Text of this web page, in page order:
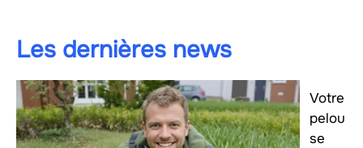
Les dernières news
Votre
pelou
se